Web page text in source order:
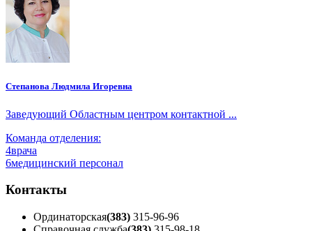
Степанова Людмила Игоревна
Заведующий Областным центром контактной ...
Команда отделения:
4врача
6медицинский персонал
Контакты
Ординаторская(383) 315-96-96